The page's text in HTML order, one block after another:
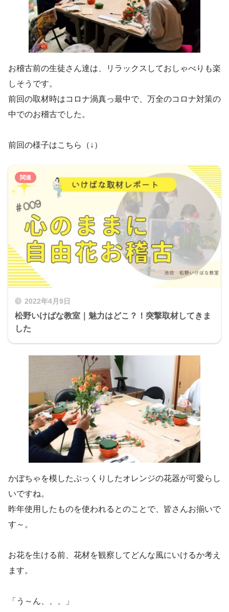
お稽古前の生徒さん達は、リラックスしておしゃべりも楽
しそうです。
前回の取材時はコロナ渦真っ最中で、万全のコロナ対策の
中でのお稽古でした。
前回の様子はこちら（↓）
2022年4月9日
松野いけばな教室｜魅力はどこ？！突撃取材してきま
した
かぼちゃを模したぷっくりしたオレンジの花器が可愛らし
いですね。
昨年使用したものを使われるとのことで、皆さんお揃いで
す～。
お花を生ける前、花材を観察してどんな風にいけるか考え
ます。
「う～ん、、、」